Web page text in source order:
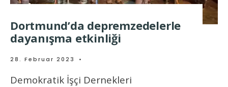
Dortmund’da depremzedelerle
dayanışma etkinliği
28. Februar 2023 •
Demokratik İşçi Dernekleri